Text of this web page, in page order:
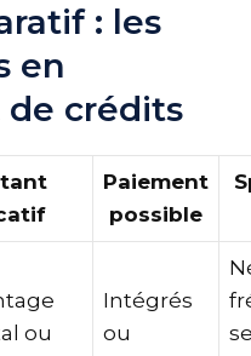
: les
en
crédits
Paiement
possible
ou
Intégrés
ou